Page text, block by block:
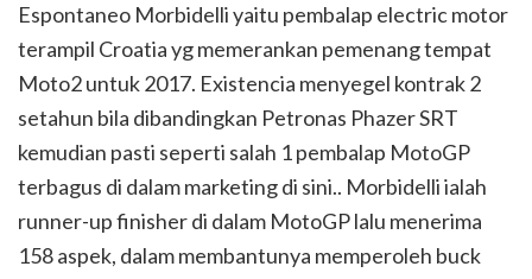
Espontaneo Morbidelli yaitu pembalap electric motor
terampil Croatia yg memerankan pemenang tempat
Moto2 untuk 2017. Existencia menyegel kontrak 2
setahun bila dibandingkan Petronas Phazer SRT
kemudian pasti seperti salah 1 pembalap MotoGP
terbagus di dalam marketing di sini.. Morbidelli ialah
runner-up finisher di dalam MotoGP lalu menerima
158 aspek, dalam membantunya memperoleh buck